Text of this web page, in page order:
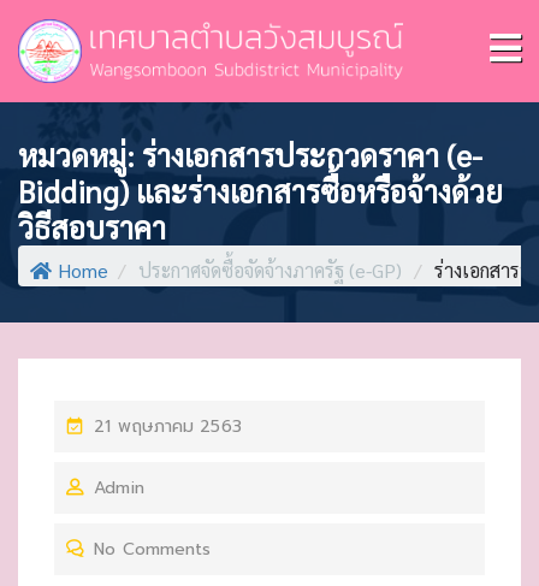
หมวดหมู่: ร่างเอกสารประกวดราคา (e-
Bidding) และร่างเอกสารซื้อหรือจ้างด้วย
วิธีสอบราคา
Home / ประกาศจัดซื้อจัดจ้างภาครัฐ (e-GP) / ร่างเอกสาร
P
S
E
21 พฤษภาคม 2563
Admin
No Comments